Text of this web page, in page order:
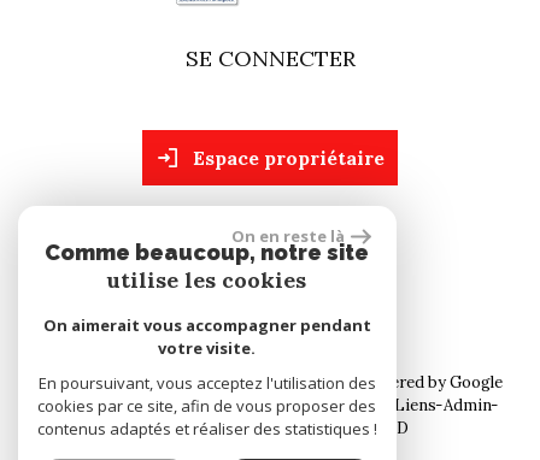
SE CONNECTER
espace propriétaire
site réalisé par
© 2026 | Tous droits réservés | Traduction powered by Google
Plan du site Mentions légales Nos honoraires Liens Admin
Toutes nos annonces
Politique RGPD
On en reste là
Comme beaucoup, notre site
utilise les cookies
On aimerait vous accompagner pendant
votre visite.
En poursuivant, vous acceptez l'utilisation des
cookies par ce site, afin de vous proposer des
contenus adaptés et réaliser des statistiques !